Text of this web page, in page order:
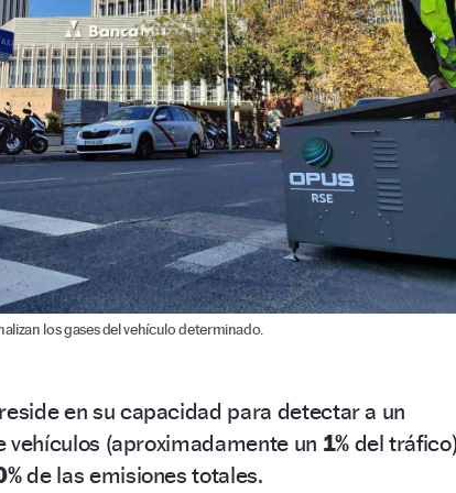
los gases del vehículo determinado.
reside en su capacidad para detectar a un
(aproximadamente un 1%del
de las emisiones totales.